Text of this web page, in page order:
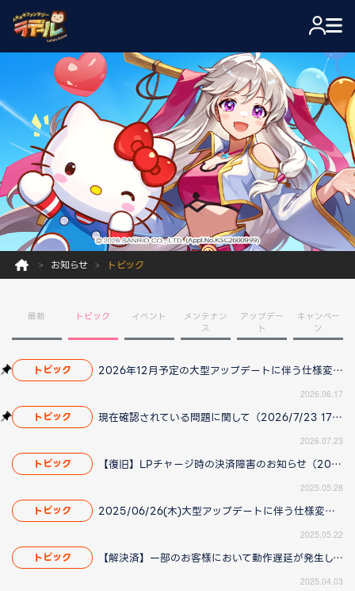
お知らせ トピック
最新 トピック イベント
メンテナン
ス
アップデー
ト
キャンペー
ン
トピック 2026年12月予定の大型アップデートに伴う仕様変更のお知らせ
2026.06.17
トピック 現在確認されている問題に関して（2026/7/23 17:00更新）
2026.07.23
トピック 【復旧】LPチャージ時の決済障害のお知らせ（2025/05/29更新）
2025.05.28
トピック 2025/06/26(木)大型アップデートに伴う仕様変更のお知らせ
2025.05.22
トピック 【解決済】一部のお客様において動作遅延が発生している問題について(2025/4/14 更新)
2025.04.03